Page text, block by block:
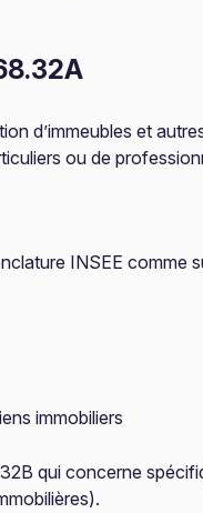
d’immeubles et
ou de
INSEE comme
immobiliers
qui concerne